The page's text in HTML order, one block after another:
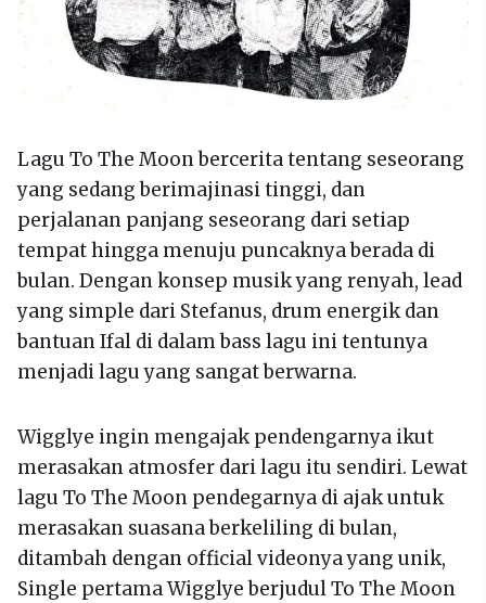
Lagu To The Moon bercerita tentang seseorang
yang sedang berimajinasi tinggi, dan
perjalanan panjang seseorang dari setiap
tempat hingga menuju puncaknya berada di
bulan. Dengan konsep musik yang renyah, lead
yang simple dari Stefanus, drum energik dan
bantuan Ifal di dalam bass lagu ini tentunya
menjadi lagu yang sangat berwarna.
Wigglye ingin mengajak pendengarnya ikut
merasakan atmosfer dari lagu itu sendiri. Lewat
lagu To The Moon pendegarnya di ajak untuk
merasakan suasana berkeliling di bulan,
ditambah dengan official videonya yang unik,
Single pertama Wigglye berjudul To The Moon